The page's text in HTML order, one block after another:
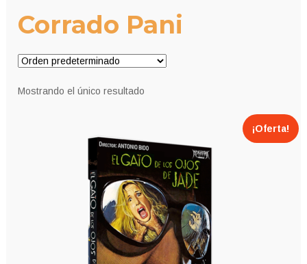
Corrado Pani
Mostrando el único resultado
¡Oferta!